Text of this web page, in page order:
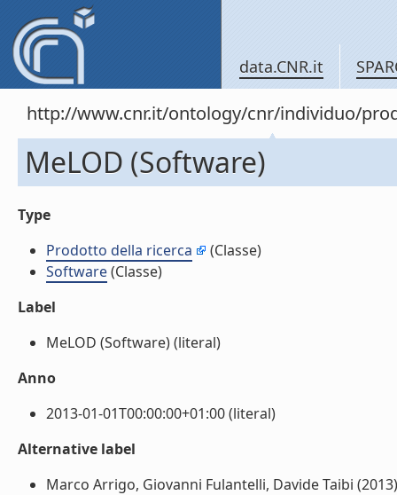
data.CNR.it
http://www.cnr.it/ontology/cnr/individuo/
MeLOD (Software)
Type
Prodotto della ricerca
(Classe)
Software(Classe)
Label
MeLOD (Software) (literal)
Anno
2013-01-01T00:00:00+01:00 (literal)
Alternative label
Marco Arrigo, Giovanni Fulantelli, Davide Taibi (2013)